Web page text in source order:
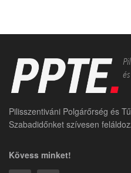
Pilisszentiváni Polgárőrség és
Szabadidőnket szívesen
Kövess minket!